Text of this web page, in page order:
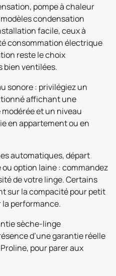
pompe à chaleur
condensation
facile, ceux à
consommation électrique
reste le choix
bien ventilées.
sonore : privilégiez un
affichant une
et un niveau
en appartement ou en
automatiques, départ
option laine : commandez
de votre linge. Certains
sur la compacité pour petit
la performance.
sèche-linge
d’une garantie réelle
pour parer aux